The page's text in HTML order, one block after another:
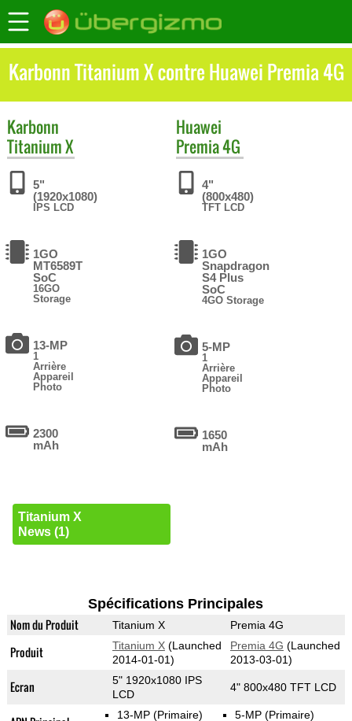
Karbonn Titanium X contre Huawei Premia 4G
Karbonn
Titanium X
5"
(1920x1080)
IPS LCD
1GO
MT6589T
SoC
16GO
Storage
13-MP
1
Arrière
Appareil
Photo
2300
mAh
Titanium X
News (1)
Huawei
Premia 4G
4"
(800x480)
TFT LCD
1GO
Snapdragon
S4 Plus
SoC
4GO Storage
5-MP
1
Arrière
Appareil
Photo
1650
mAh
Spécifications Principales
Nom du Produit Titanium X Premia 4G
Produit Titanium X(Launched
2014-01-01)
Premia 4G (Launched
2013-03-01)
Ecran
5" 1920x1080 IPS
LCD
4" 800x480 TFT LCD
13-MP (Primaire) 5-MP (Primaire)